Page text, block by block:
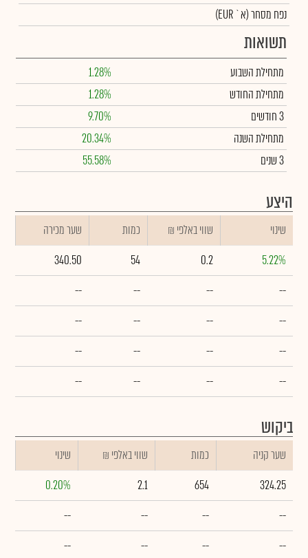
נפח מסחר(א` EUR)
תשואות
מתחילת השבוע
1.28%
מתחילת החודש
1.28%
3 חודשים
9.70%
מתחילת השנה
20.34%
3 שנים
55.58%
היצע
שינוי ₪ שווי באלפי כמות
שער מכירה
5.22%
0.2
54
340.50
--
--
--
--
--
--
--
--
--
--
--
--
--
--
--
--
ביקוש
שער קניה כמות ₪ שווי באלפי
שינוי
324.25
654
2.1
0.20%
--
--
--
--
--
--
--
--